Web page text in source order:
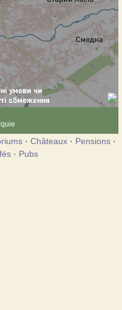
· Châteaux · Pensions ·
· Pubs